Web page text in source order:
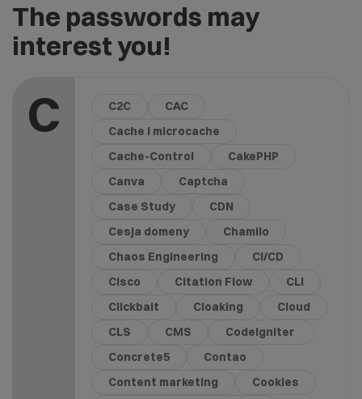
The passwords may
interest you!
C C2C
CAC
Cache i microcache
Cache-Control
CakePHP
Canva
Captcha
Case Study
CDN
Cesja domeny
Chamilo
Chaos Engineering
CI/CD
Cisco
Citation Flow
CLI
Clickbait
Cloaking
Cloud
CLS
CMS
CodeIgniter
Concrete5
Contao
Content marketing
Cookies